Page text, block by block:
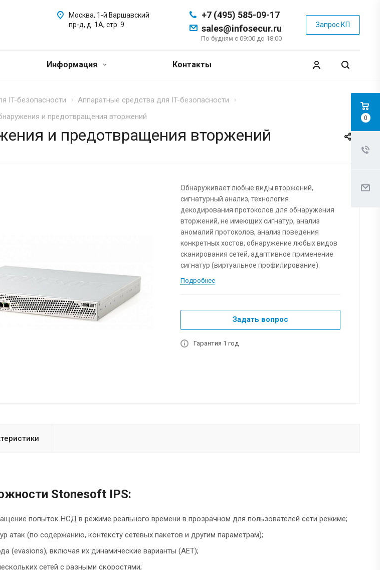
+7 (495) 585-09-17
sales@infosecur.ru
По будням с 09:00 до 18:00
Запрос КП
Москва, 1-й Варшавский
пр-д, д. 1А, стр. 9
Информация Контакты
IT-безопасности
Аппаратные средства для IT-безопасности
и предотвращения вторжений
и предотвращения вторжений
Обнаруживает любые виды вторжений,
сигнатурный анализ, технология
декодирования протоколов для обнаружения
вторжений, не имеющих сигнатур, анализ
аномалий протоколов, анализ поведения
конкретных хостов, обнаружение любых видов
сканирования сетей, адаптивное применение
сигнатур (виртуальное профилирование).
Подробнее
Задать вопрос
Гарантия 1 год
Stonesoft IPS:
попыток НСД в режиме реального времени в прозрачном для пользователей сети режиме;
атак (по содержанию, контексту сетевых пакетов и другим параметрам);
(evasions), включая их динамические варианты (АЕТ);
сетей с разными скоростями;
0